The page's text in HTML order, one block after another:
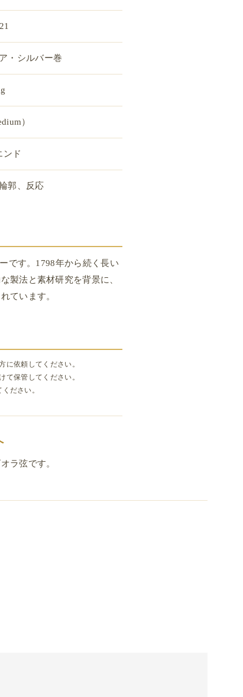
・シルバー巻
）
ンド
郭、反応
です。1798年から続く長い
製法と素材研究を背景に、
ています。
に依頼してください。
て保管してください。
ださい。
ラ弦です。